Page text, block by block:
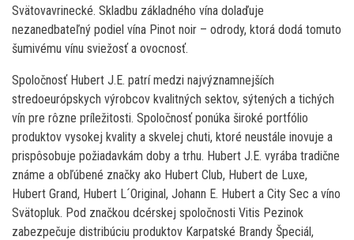
Svätovavrinecké. Skladbu základného vína dolaďuje
nezanedbateľný podiel vína Pinot noir – odrody, ktorá dodá tomuto
šumivému vínu sviežosť a ovocnosť.
Spoločnosť Hubert J.E. patrí medzi najvýznamnejších
stredoeurópskych výrobcov kvalitných sektov, sýtených a tichých
vín pre rôzne príležitosti. Spoločnosť ponúka široké portfólio
produktov vysokej kvality a skvelej chuti, ktoré neustále inovuje a
prispôsobuje požiadavkám doby a trhu. Hubert J.E. vyrába tradične
známe a obľúbené značky ako Hubert Club, Hubert de Luxe,
Hubert Grand, Hubert L´Original, Johann E. Hubert a City Sec a víno
Svätopluk. Pod značkou dcérskej spoločnosti Vitis Pezinok
zabezpečuje distribúciu produktov Karpatské Brandy Špeciál,